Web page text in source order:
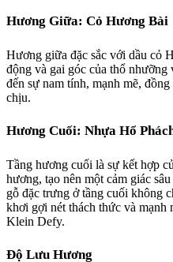
Hương Giữa: Cỏ Hương Bài
Hương giữa đặc sắc với dầu cỏ
động và gai góc của thổ
đến sự nam tính, mạnh mẽ,
chịu.
Hương Cuối: Nhựa Hổ
Tầng hương cuối là sự kết hợp
hương, tạo nên một cảm giác
gỗ đặc trưng ở tầng cuối không
khơi gợi nét thách thức và mạnh
Klein Defy.
Độ Lưu Hương